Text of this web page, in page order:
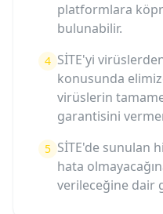
platformlara
bulunabilir.
4 SİTE'yi
konusunda
virüslerin
garantisini
5 SİTE'de sunulan
hata
verileceğine dair